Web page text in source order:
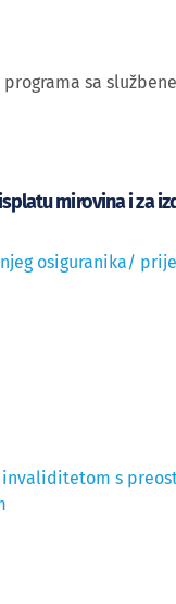
sa
mirovina i za
osiguranika/
s